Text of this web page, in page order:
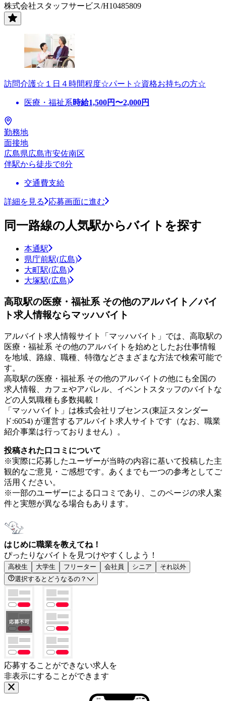
株式会社スタッフサービス/H10485809
訪問介護☆１日４時間程度☆パート☆資格お持ちの方☆
医療・福祉系時給1,500円〜2,000円
勤務地
面接地
広島県広島市安佐南区
伴駅から徒歩で8分
交通費支給
詳細を見る 応募画面に進む
同一路線の人気駅からバイトを探す
本通駅
県庁前駅(広島)
大町駅(広島)
大塚駅(広島)
高取駅の医療・福祉系 その他のアルバイト／バイ
ト求人情報ならマッハバイト
アルバイト求人情報サイト「マッハバイト」では、高取駅の
医療・福祉系 その他のアルバイトを始めとしたお仕事情報
を地域、路線、職種、特徴などさまざまな方法で検索可能で
す。
高取駅の医療・福祉系 その他のアルバイトの他にも全国の
求人情報、カフェやアパレル、イベントスタッフのバイトな
どの人気職種も多数掲載！
「マッハバイト」は株式会社リブセンス(東証スタンダー
ド:6054) が運営するアルバイト求人サイトです（なお、職業
紹介事業は行っておりません）。
投稿された口コミについて
※実際に応募したユーザーが当時の内容に基いて投稿した主
観的なご意見・ご感想です。あくまでも一つの参考としてご
活用ください。
※一部のユーザーによる口コミであり、このページの求人案
件と実態が異なる場合もあります。
はじめに職業を教えてね！
ぴったりなバイトを見つけやすくしよう！
高校生 大学生 フリーター 会社員 シニア
それ以外
選択するとどうなるの？
応募することができない求人を
非表示にすることができます